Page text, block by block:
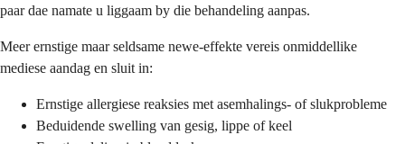
paar dae namate u liggaam by die behandeling aanpas.
Meer ernstige maar seldsame newe-effekte vereis onmiddellike
mediese aandag en sluit in:
Ernstige allergiese reaksies met asemhalings- of slukprobleme
Beduidende swelling van gesig, lippe of keel